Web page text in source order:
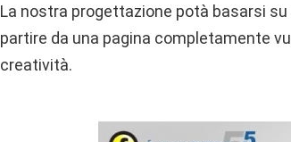
La nostra progettazione potà basarsi su
partire da una pagina completamente
creatività.